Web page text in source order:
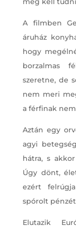
A filmben
áruház
hogy
borzalmas
szeretne, de
nem meri
a férfinak
Aztán egy
agyi
hátra, s
Úgy dönt,
ezért
spórolt
Elutazik